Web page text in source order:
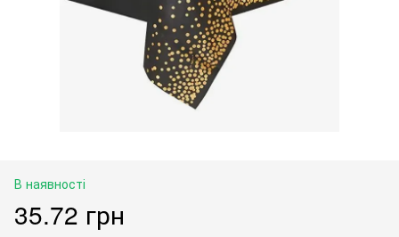
В наявності
35.72 грн